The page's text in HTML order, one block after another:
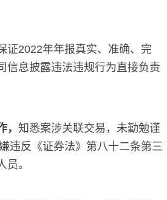
证2022年年报真实、准确、完
信息披露违法违规行为直接负责
知悉案涉关联交易，未勤勉谨
违反《证券法》第八十二条第三
。